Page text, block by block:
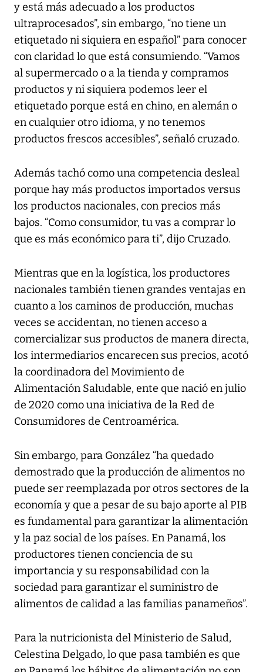
y está más adecuado a los productos
ultraprocesados”, sin embargo, “no tiene un
etiquetado ni siquiera en español” para conocer
con claridad lo que está consumiendo. “Vamos
al supermercado o a la tienda y compramos
productos y ni siquiera podemos leer el
etiquetado porque está en chino, en alemán o
en cualquier otro idioma, y no tenemos
productos frescos accesibles”, señaló cruzado.
Además tachó como una competencia desleal
porque hay más productos importados versus
los productos nacionales, con precios más
bajos. “Como consumidor, tu vas a comprar lo
que es más económico para ti”, dijo Cruzado.
Mientras que en la logística, los productores
nacionales también tienen grandes ventajas en
cuanto a los caminos de producción, muchas
veces se accidentan, no tienen acceso a
comercializar sus productos de manera directa,
los intermediarios encarecen sus precios, acotó
la coordinadora del Movimiento de
Alimentación Saludable, ente que nació en julio
de 2020 como una iniciativa de la Red de
Consumidores de Centroamérica.
Sin embargo, para González “ha quedado
demostrado que la producción de alimentos no
puede ser reemplazada por otros sectores de la
economía y que a pesar de su bajo aporte al PIB
es fundamental para garantizar la alimentación
y la paz social de los países. En Panamá, los
productores tienen conciencia de su
importancia y su responsabilidad con la
sociedad para garantizar el suministro de
alimentos de calidad a las familias panameños”.
Para la nutricionista del Ministerio de Salud,
Celestina Delgado, lo que pasa también es que